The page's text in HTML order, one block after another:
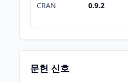
CRAN 0.9.2
문헌 신호